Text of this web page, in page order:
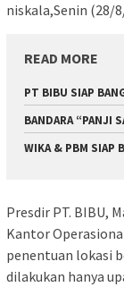
niskala,Senin (28/
READ MORE
PT BIBU SIAP
BANDARA “PANJI
WIKA & PBM SIAP
Presdir PT. BIBU,
Kantor
penentuan lokasi
dilakukan hanya